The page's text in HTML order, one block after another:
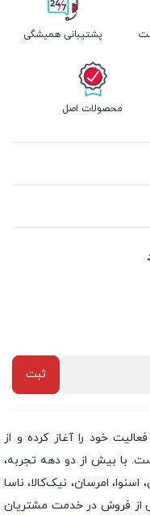
پشتیبانی همیشگی
محصولات اصل
از سال ۱۳۸۲ فعالیت خود را آغاز کرده و از
است. با بیش از دو دهه تجربه،
امرسان، نیک‌کالا، ناسا
از فروش در خدمت مشتریان